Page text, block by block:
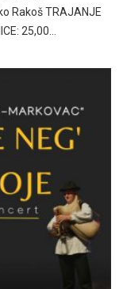
Rakoš TRAJANJE
25,00…